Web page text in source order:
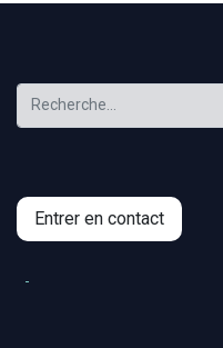
Entrer en contact